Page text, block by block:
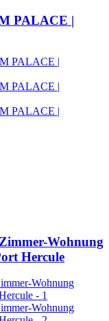
PALACE |
Wohnung
Hercule